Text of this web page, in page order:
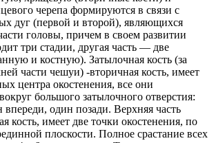
черепа формируются в связи с
дуг (первой и второй), являющихся
головы, причем в своем развитии
три стадии, другая часть — две
и костную). Затылочная кость (за
части чешуи) -вторичная кость, имеет
центра окостенения, все они
большого затылочного отверстия:
впереди, один позади. Верхняя часть
кость, имеет две точки окостенения, по
плоскости. Полное срастание всех